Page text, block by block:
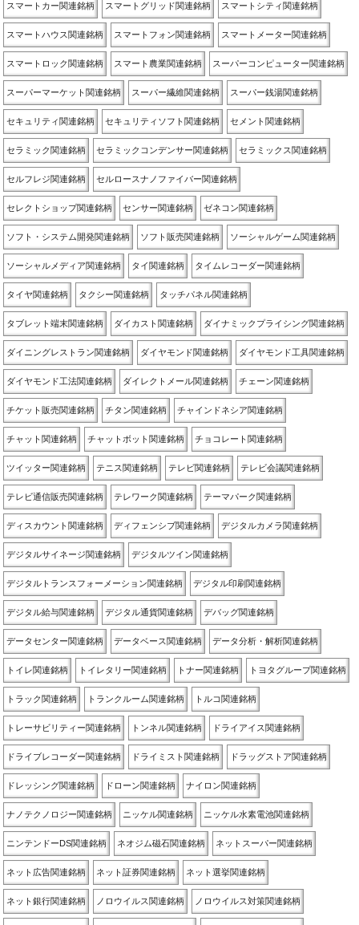
スマートカー関連銘柄 スマートグリッド関連銘柄 スマートシティ関連銘柄
スマートハウス関連銘柄 スマートフォン関連銘柄 スマートメーター関連銘柄
スマートロック関連銘柄 スマート農業関連銘柄 スーパーコンピューター関連銘柄
スーパーマーケット関連銘柄 スーパー繊維関連銘柄 スーパー銭湯関連銘柄
セキュリティ関連銘柄 セキュリティソフト関連銘柄 セメント関連銘柄
セラミック関連銘柄 セラミックコンデンサー関連銘柄 セラミックス関連銘柄
セルフレジ関連銘柄 セルロースナノファイバー関連銘柄
セレクトショップ関連銘柄 センサー関連銘柄 ゼネコン関連銘柄
ソフト・システム開発関連銘柄 ソフト販売関連銘柄 ソーシャルゲーム関連銘柄
ソーシャルメディア関連銘柄 タイ関連銘柄 タイムレコーダー関連銘柄
タイヤ関連銘柄 タクシー関連銘柄 タッチパネル関連銘柄
タブレット端末関連銘柄 ダイカスト関連銘柄 ダイナミックプライシング関連銘柄
ダイニングレストラン関連銘柄 ダイヤモンド関連銘柄 ダイヤモンド工具関連銘柄
ダイヤモンド工法関連銘柄 ダイレクトメール関連銘柄 チェーン関連銘柄
チケット販売関連銘柄 チタン関連銘柄 チャインドネシア関連銘柄
チャット関連銘柄 チャットボット関連銘柄 チョコレート関連銘柄
ツイッター関連銘柄 テニス関連銘柄 テレビ関連銘柄 テレビ会議関連銘柄
テレビ通信販売関連銘柄 テレワーク関連銘柄 テーマパーク関連銘柄
ディスカウント関連銘柄 ディフェンシブ関連銘柄 デジタルカメラ関連銘柄
デジタルサイネージ関連銘柄 デジタルツイン関連銘柄
デジタルトランスフォーメーション関連銘柄 デジタル印刷関連銘柄
デジタル給与関連銘柄 デジタル通貨関連銘柄 デバッグ関連銘柄
データセンター関連銘柄 データベース関連銘柄 データ分析・解析関連銘柄
トイレ関連銘柄 トイレタリー関連銘柄 トナー関連銘柄 トヨタグループ関連銘柄
トラック関連銘柄 トランクルーム関連銘柄 トルコ関連銘柄
トレーサビリティー関連銘柄 トンネル関連銘柄 ドライアイス関連銘柄
ドライブレコーダー関連銘柄 ドライミスト関連銘柄 ドラッグストア関連銘柄
ドレッシング関連銘柄 ドローン関連銘柄 ナイロン関連銘柄
ナノテクノロジー関連銘柄 ニッケル関連銘柄 ニッケル水素電池関連銘柄
ニンテンドーDS関連銘柄 ネオジム磁石関連銘柄 ネットスーパー関連銘柄
ネット広告関連銘柄 ネット証券関連銘柄 ネット選挙関連銘柄
ネット銀行関連銘柄 ノロウイルス関連銘柄 ノロウイルス対策関連銘柄